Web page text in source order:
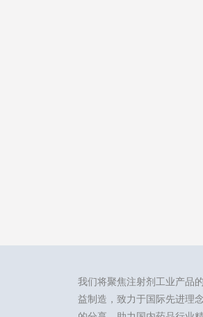
我们将聚焦注射剂工业产品
益制造，致力于国际先进理